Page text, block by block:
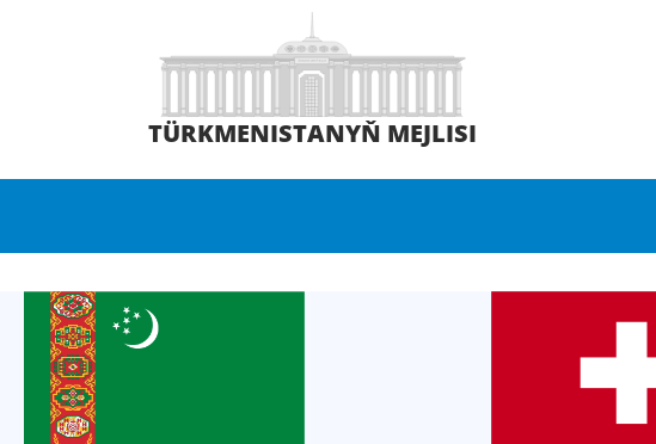
TÜRKMENISTANYŇ MEJLISI